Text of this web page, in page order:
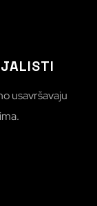
usavršavaju